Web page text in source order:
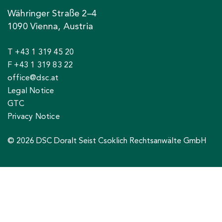
Währinger Straße 2–4
1090 Vienna, Austria
T +43 1 319 45 20
F +43 1 319 83 22
office@dsc.at
Legal Notice
GTC
Privacy Notice
© 2026 DSC Doralt Seist Csoklich Rechtsanwälte GmbH